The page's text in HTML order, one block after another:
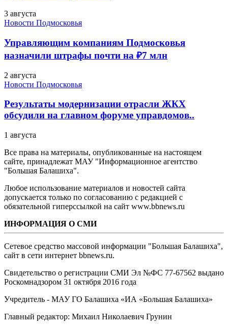
3 августа
Новости Подмосковья
Управляющим компаниям Подмосковья
назначили штрафы почти на ₽7 млн
2 августа
Новости Подмосковья
Результаты модернизации отрасли ЖКХ
обсудили на главном форуме управдомов..
1 августа
Все права на материалы, опубликованные на настоящем
сайте, принадлежат МАУ "Информационное агентство
"Большая Балашиха".
Любое использование материалов и новостей сайта
допускается только по согласованию с редакцией с
обязательной гиперссылкой на сайт www.bbnews.ru
ИНФОРМАЦИЯ О СМИ
Сетевое средство массовой информации "Большая Балашиха",
сайт в сети интернет bbnews.ru.
Свидетельство о регистрации СМИ Эл №ФС ‎77-67562 выдано
Роскомнадзором 31 октября 2016 года
Учредитель - МАУ ГО Балашиха «ИА «Большая Балашиха»
Главный редактор: Михаил Николаевич Грунин